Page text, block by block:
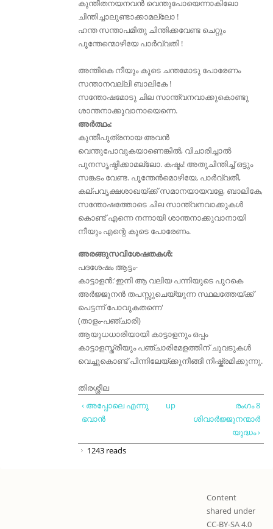
കുന്തീതനയനവൻ വെന്തുപോയെന്നാകിലോ
ചിന്തിച്ചാലുണ്ടാക്കാമല്ലോ !
ഹന്ത സന്താപമിതു ചിന്തിക്കവേണ്ട ചെറ്റും
പൂന്തേന്മൊഴിയേ പാർവ്വതി !
അന്തികെ നീയും കൂടെ ചന്തമോടു പോരേണം
സന്താനവല്ലി ബാലികേ !
സന്തോഷമോടു ചില സാന്ത്വനവാക്കുകൊണ്ടു
ശാന്തനാക്കുവാനായെന്നെ.
അർത്ഥം:
കുന്തീപുത്രനായ അവൻ
വെന്തുപോവുകയാണെങ്കിൽ, വിചാരിച്ചാൽ
പുനസൃഷ്ഠിക്കാമല്ലോ. കഷ്ടം! അതുചിന്തിച്ച് ഒട്ടും
സങ്കടം വേണ്ട. പൂന്തേൻമൊഴിയേ, പാർവ്വതീ,
കല്പവൃക്ഷശാഖയ്ക്ക് സമാനയായവളേ, ബാലികേ,
സന്തോഷത്തോടെ ചില സാന്ത്വനവാക്കുകൾ
കൊണ്ട് എന്നെ നന്നായി ശാന്തനാക്കുവാനായി
നീയും എന്റെ കൂടെ പോരേണം.
അരങ്ങുസവിശേഷതകൾ:
പദശേഷം ആട്ടം-
കാട്ടാളൻ:'ഇനി ആ വലിയ പന്നിയുടെ പുറകെ
അർജ്ജുനൻ തപസ്സുചെയ്യുന്ന സ്ഥലത്തേയ്ക്ക്
പെട്ടന്ന് പോവുകതന്നെ'
(താളം-പഞ്ചാരി)
ആയുധധാരിയായി കാട്ടാളനും ഒപ്പം
കാട്ടാളസ്ത്രീയും പഞ്ചാരിമേളത്തിന് ചുവടുകൾ
വെച്ചുകൊണ്ട് പിന്നിലേയ്ക്കുനീങ്ങി നിഷ്ക്രമിക്കുന്നു.
തിരശ്ശീല
‹ അപ്പോലെ എന്നു
ഭവാൻ
up
രംഗം 8
ശിവാർജ്ജുനന്മാർ
യുദ്ധം ›
1243 reads
Content
shared under
CC-BY-SA 4.0